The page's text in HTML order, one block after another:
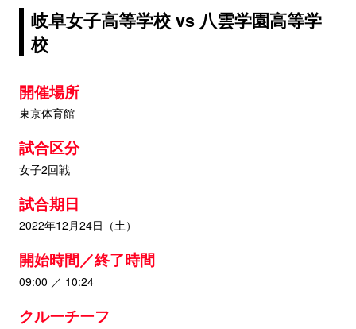
岐阜女子高等学校 vs 八雲学園高等学
校
開催場所
東京体育館
試合区分
女子2回戦
試合期日
2022年12月24日（土）
開始時間／終了時間
09:00 ／ 10:24
クルーチーフ